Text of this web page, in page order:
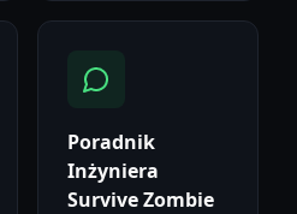
Poradnik
Inżyniera
Survive Zombie